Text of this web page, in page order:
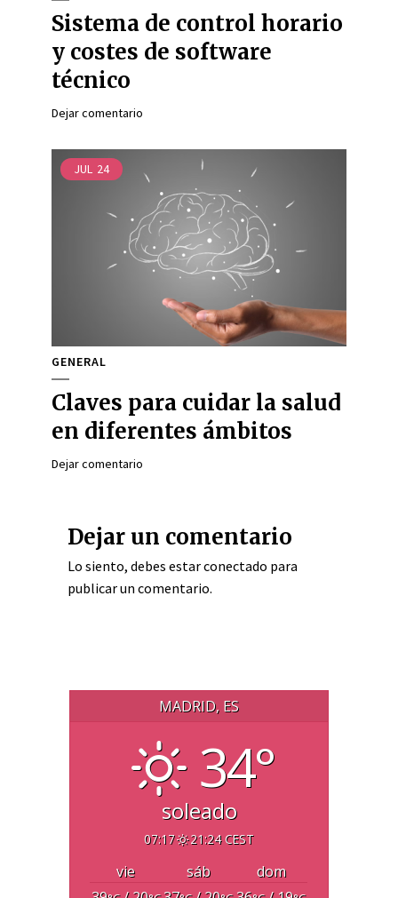
Sistema de control horario
y costes de software
técnico
Dejar comentario
JUL 24
GENERAL
Claves para cuidar la salud
en diferentes ámbitos
Dejar comentario
Dejar un comentario
Lo siento, debes estarconectado para
publicar un comentario.
MADRID, ES
34°
soleado
07:17 21:24 CEST
vie sáb
dom